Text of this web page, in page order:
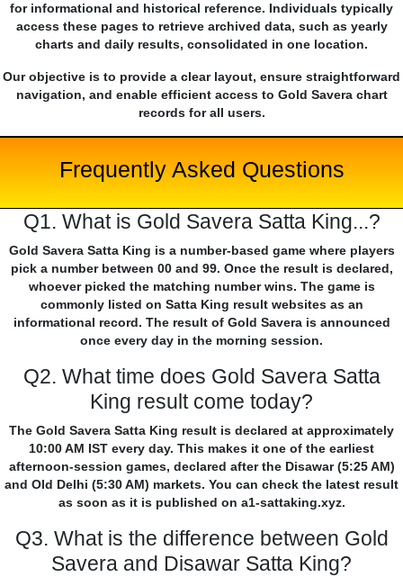
for informational and historical reference. Individuals typically
access these pages to retrieve archived data, such as yearly
charts and daily results, consolidated in one location.
Our objective is to provide a clear layout, ensure straightforward
navigation, and enable efficient access to Gold Savera chart
records for all users.
Frequently Asked Questions
Q1. What is Gold Savera Satta King...?
Gold Savera Satta King is a number-based game where players
pick a number between 00 and 99. Once the result is declared,
whoever picked the matching number wins. The game is
commonly listed on Satta King result websites as an
informational record. The result of Gold Savera is announced
once every day in the morning session.
Q2. What time does Gold Savera Satta
King result come today?
The Gold Savera Satta King result is declared at approximately
10:00 AM IST every day. This makes it one of the earliest
afternoon-session games, declared after the Disawar (5:25 AM)
and Old Delhi (5:30 AM) markets. You can check the latest result
as soon as it is published on a1-sattaking.xyz.
Q3. What is the difference between Gold
Savera and Disawar Satta King?